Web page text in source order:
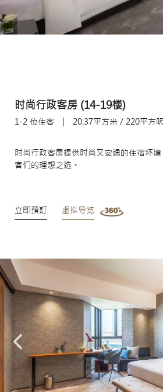
时尚行政客房 (14-19楼)
1-2 位住客 20.37平方米 / 220平方呎
时尚行政客房提供时尚又安逸的住宿环
客们的理想之选。
立即預訂 虚拟导览